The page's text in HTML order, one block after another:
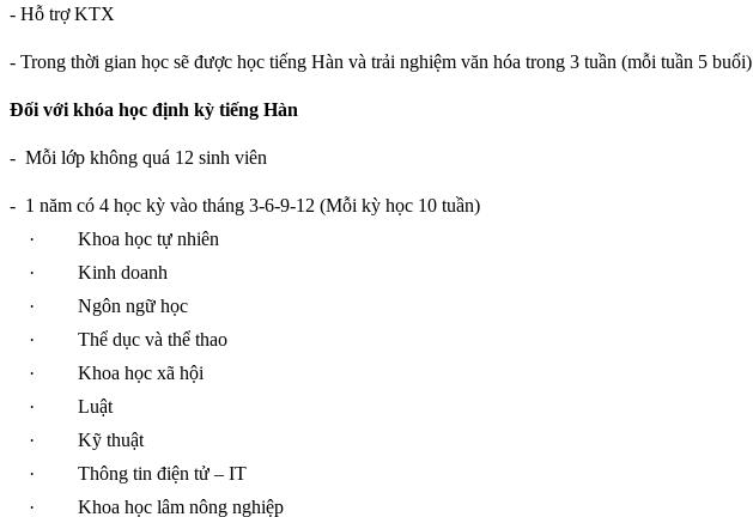
- Hỗ trợ KTX
- Trong thời gian học sẽ được học tiếng Hàn và trải nghiệm văn hóa trong 3 tuần (mỗi tuần 5 buổi)
Đối với khóa học định kỳ tiếng Hàn
- Mỗi lớp không quá 12 sinh viên
- 1 năm có 4 học kỳ vào tháng 3-6-9-12 (Mỗi kỳ học 10 tuần)
·
Khoa học tự nhiên
·
Kinh doanh
·
Ngôn ngữ học
·
Thể dục và thể thao
·
Khoa học xã hội
·
Luật
·
Kỹ thuật
·
Thông tin điện tử – IT
·
Khoa học lâm nông nghiệp